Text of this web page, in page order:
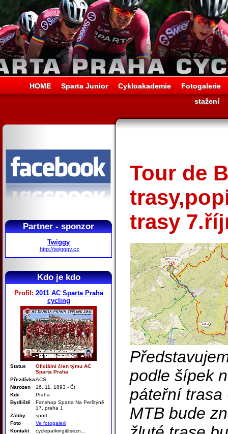
HOME Sparta Junior Cykloakademie
Fotogalerie
stažení
Partner - sponzor
Twiggy
http://twigggy.cz
Kdo je kdo
Profil: 2011 AC Sparta Praha
cycling
Status
Oficiální člen týmu AC
Sparta Praha
PřezdívkaACS
Narozen
16. 11. 1893 - Čt
Kde
Praha
Bydliště
Fanshop Sparta Na Perštýně
17, praha 1
Záliby
sport
Foto
Ve fotogalerii
Kontakt
cycleparking@sezn...
Tour de
trasy
podle šípek
páteřní trasa
MTB bude